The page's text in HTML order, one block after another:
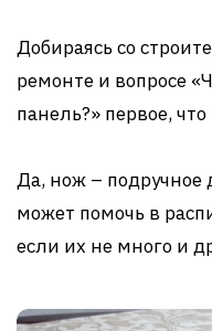
Добираясь со
ремонте и вопросе
панель?» первое,
Да, нож – подручное
может помочь в
если их не много и